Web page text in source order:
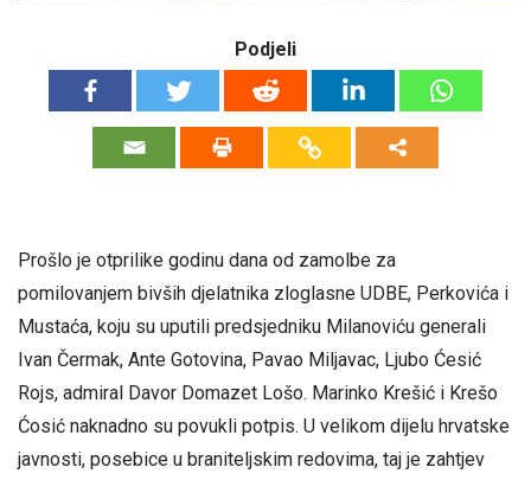
Podjeli
Prošlo je otprilike godinu dana od zamolbe za
pomilovanjem bivših djelatnika zloglasne UDBE, Perkovića i
Mustaća, koju su uputili predsjedniku Milanoviću generali
Ivan Čermak, Ante Gotovina, Pavao Miljavac, Ljubo Ćesić
Rojs, admiral Davor Domazet Lošo. Marinko Krešić i Krešo
Ćosić naknadno su povukli potpis. U velikom dijelu hrvatske
javnosti, posebice u braniteljskim redovima, taj je zahtjev